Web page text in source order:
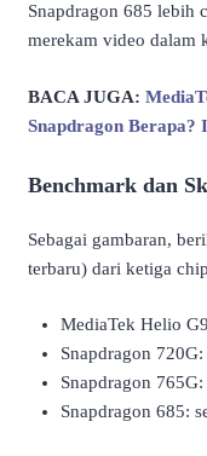
Snapdragon 685 lebih
merekam video dalam
BACA JUGA:
Snapdragon Berapa?
Benchmark dan
Sebagai gambaran,
terbaru) dari ketiga
MediaTek Helio
Snapdragon
Snapdragon
Snapdragon 685: